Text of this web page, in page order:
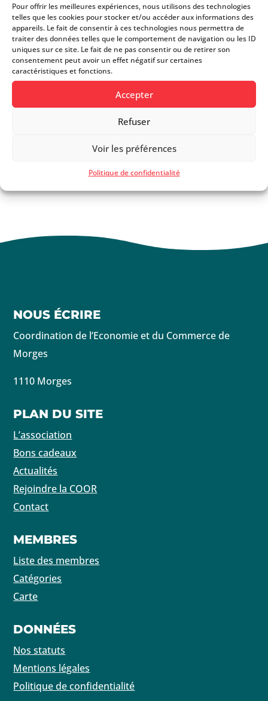
Pour offrir les meilleures expériences, nous utilisons des technologies
telles que les cookies pour stocker et/ou accéder aux informations des
appareils. Le fait de consentir à ces technologies nous permettra de
traiter des données telles que le comportement de navigation ou les ID
uniques sur ce site. Le fait de ne pas consentir ou de retirer son
consentement peut avoir un effet négatif sur certaines
caractéristiques et fonctions.
Accepter
Refuser
Voir les préférences
Politique de confidentialité
Imprimerie
Bons COOR
NOUS ÉCRIRE
Coordination de l’Economie et du Commerce de
Morges
1110 Morges
PLAN DU SITE
L’association
Bons cadeaux
Actualités
Rejoindre la COOR
Contact
MEMBRES
Liste des membres
Catégories
Carte
DONNÉES
Nos statuts
Mentions légales
Politique de confidentialité